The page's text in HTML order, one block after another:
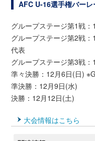
AFC U-16選手権バー
グループステージ第1戦
グループステージ第2戦
代表
グループステージ第3戦
準々決勝：12月6日(日)
準決勝：12月9日(水)
決勝：12月12日(土)
大会情報はこちら